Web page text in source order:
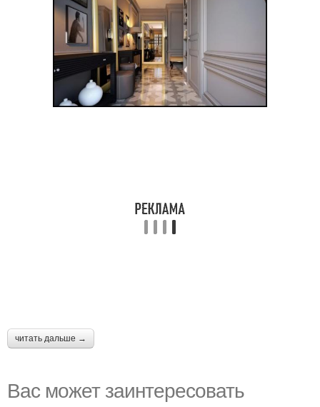
читать дальше →
Вас может заинтересовать